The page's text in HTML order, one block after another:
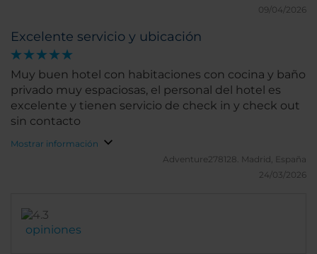
09/04/2026
Excelente servicio y ubicación
Muy buen hotel con habitaciones con cocina y baño
privado muy espaciosas, el personal del hotel es
excelente y tienen servicio de check in y check out
sin contacto
Mostrar información
Adventure278128. Madrid, España
24/03/2026
opiniones